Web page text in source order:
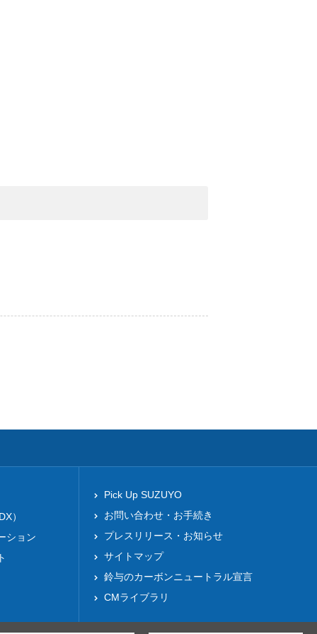
）
ション
Pick Up SUZUYO
お問い合わせ・お手続き
プレスリリース・お知らせ
サイトマップ
鈴与のカーボンニュートラル宣言
CMライブラリ